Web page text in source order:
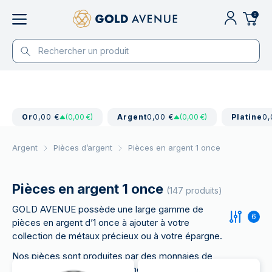
0
Or0,00 € (0,00 €) Argent0,00 € (0,00 €) Platine
Argent Pièces d’argent Pièces en argent 1 once
Pièces en argent 1 once (147 produits)
GOLD AVENUE possède une large gamme de
pièces en argent d’1 once à ajouter à votre
collection de métaux précieux ou à votre épargne.
Nos pièces sont produites par des monnaies de
renommée mondiale, notamment la British Royal
6